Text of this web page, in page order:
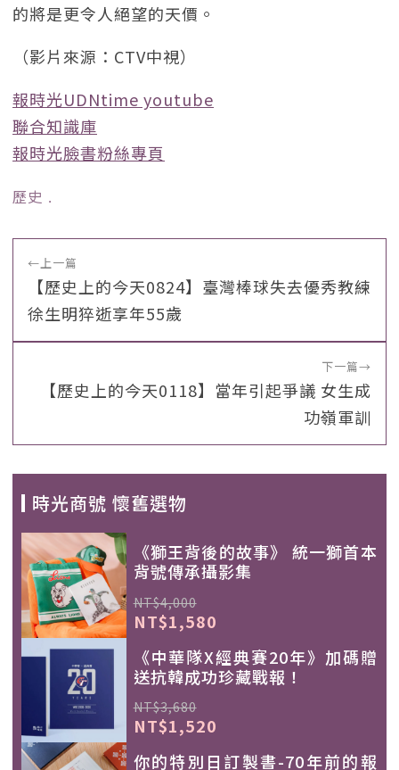
的將是更令人絕望的天價。
（影片來源：CTV中視）
報時光UDNtime youtube
聯合知識庫
報時光臉書粉絲專頁
歷史 ﹒
←上一篇
【歷史上的今天0824】臺灣棒球失去優秀教練
徐生明猝逝享年55歲
下一篇→
【歷史上的今天0118】當年引起爭議 女生成
功嶺軍訓
時光商號 懷舊選物
《獅王背後的故事》 統一獅首本
背號傳承攝影集
NT$4,000
NT$1,580
《中華隊X經典賽20年》加碼贈
送抗韓成功珍藏戰報！
NT$3,680
NT$1,520
你的特別日訂製書-70年前的報